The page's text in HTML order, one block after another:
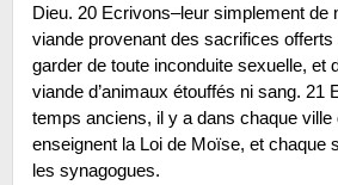
Dieu. 20 Ecrivons–leur simplement de
viande provenant des sacrifices
garder de toute inconduite sexuelle, et
viande d’animaux étouffés ni sang. 21
temps anciens, il y a dans chaque
enseignent la Loi de Moïse, et chaque
les synagogues.